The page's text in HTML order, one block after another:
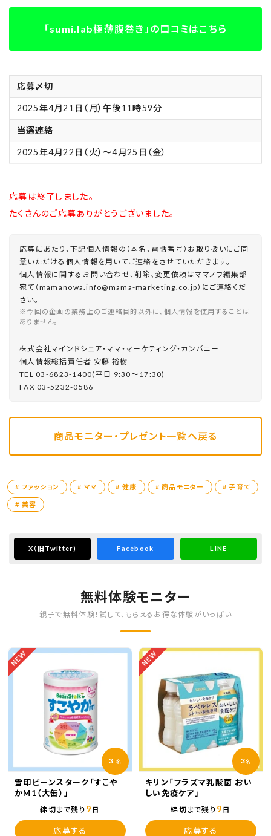
「sumi.lab極薄腹巻き」の口コミはこちら
応募〆切
2025年4月21日（月）午後11時59分
当選連絡
2025年4月22日（火）～4月25日（金）
応募は終了しました。
たくさんのご応募ありがとうございました。
応募にあたり、下記個人情報の（本名、電話番号）お取り扱いにご同
意いただける個人情報を用いてご連絡をさせていただきます。
個人情報に関するお問い合わせ、削除、変更依頼はママノワ編集部
宛て（mamanowa.info@mama-marketing.co.jp）にご連絡くだ
さい。
※今回の企画の業務上のご連絡目的以外に、個人情報を使用することは
ありません。
株式会社マインドシェア・ママ・マーケティング・カンパニー
個⼈情報総括責任者 安藤 裕樹
TEL 03-6823-1400(平⽇ 9:30〜17:30)
FAX 03-5232-0586
商品モニター・プレゼント一覧へ戻る
# ファッション # ママ # 健康 # 商品モニター # 子育て
# 美容
X （旧Twitter) Facebook LINE
無料体験モニター
親子で無料体験！試して、もらえるお得な体験がいっぱい
NEW
3 名
雪印ビーンスターク「すこや
かM1（大缶）」
締切まで残り 9 日
応募する
NEW
3名
キリン「プラズマ乳酸菌 おい
しい免疫ケア」
締切まで残り 9 日
応募する